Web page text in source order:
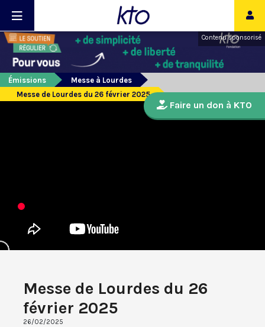
Contenu sponsorisé
Émissions
Messe à Lourdes
Messe de Lourdes du 26 février 2025
Messe de Lourdes du 26
février 2025
26/02/2025
Faire un don à KTO